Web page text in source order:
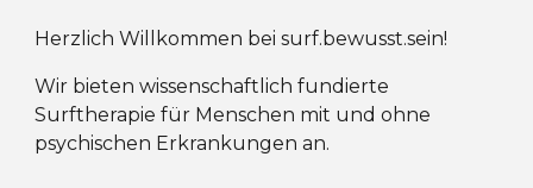
Herzlich Willkommen bei surf.bewusst.sein!
Wir bieten wissenschaftlich fundierte
Surftherapie für Menschen mit und ohne
psychischen Erkrankungen an.